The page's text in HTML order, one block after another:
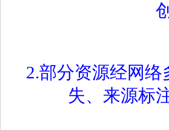
2.部分资源经网
失、来源标